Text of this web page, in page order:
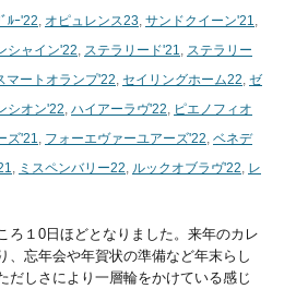
ﾙｰ'22 オピュレンス23 サンドクイーン'21
シャイン'22 ステラリード'21
ステラリー
マートオランプ'22 セイリングホーム22 ゼ
シオン'22 ハイアーラヴ'22
ピエノフィオ
ズ'21 フォーエヴァーユアーズ'22 ベネデ
ミスペンバリー22 ルックオブラヴ'22 レ
ろ１0日ほどとなりました。来年のカレ
、忘年会や年賀状の準備など年末らし
だしさにより一層輪をかけている感じ